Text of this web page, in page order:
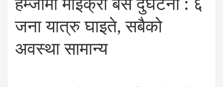
हेम्जामा माइक्रो बस दुर्घटना : ६
जना यात्रु घाइते, सबैको
अवस्था सामान्य